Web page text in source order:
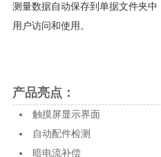
测量数据自动保存到单据文件夹
用户访问和使用。
产品亮点：
触摸屏显示界面
自动配件检测
暗电流补偿